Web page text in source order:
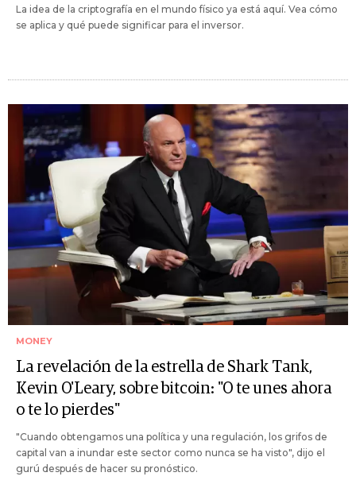
La idea de la criptografía en el mundo físico ya está aquí. Vea cómo
se aplica y qué puede significar para el inversor.
MONEY
La revelación de la estrella de Shark Tank,
Kevin O'Leary, sobre bitcoin: "O te unes ahora
o te lo pierdes"
"Cuando obtengamos una política y una regulación, los grifos de
capital van a inundar este sector como nunca se ha visto", dijo el
gurú después de hacer su pronóstico.